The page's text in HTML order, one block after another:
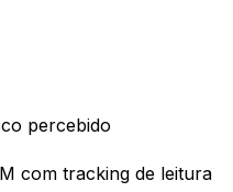
percebido
com tracking de leitura